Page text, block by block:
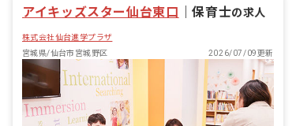
アイキッズスター仙台東口 ｜保育士の求人
株式会社仙台進学プラザ
宮城県/仙台市宮城野区
2026/07/09更新